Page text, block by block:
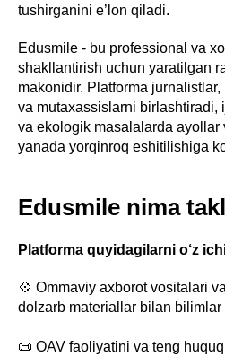
tushirganini e’lon qiladi.
Edusmile - bu professional va
shakllantirish uchun yaratilgan
makonidir. Platforma
va mutaxassislarni birlashtiradi,
va ekologik masalalarda ayollar
yanada yorqinroq eshitilishiga
Edusmile nima
Platforma quyidagilarni o‘z
💠 Ommaviy axborot vositalari
dolzarb materiallar bilan bilimlar
📜 OAV faoliyatini va teng